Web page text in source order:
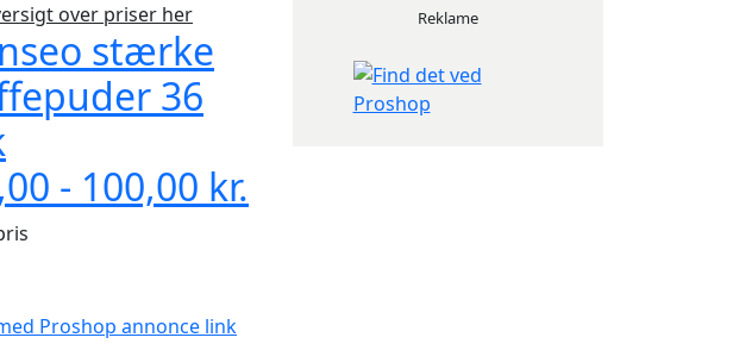
over priser her
stærke
36
- 100,00 kr.
Proshop annonce link
Reklame